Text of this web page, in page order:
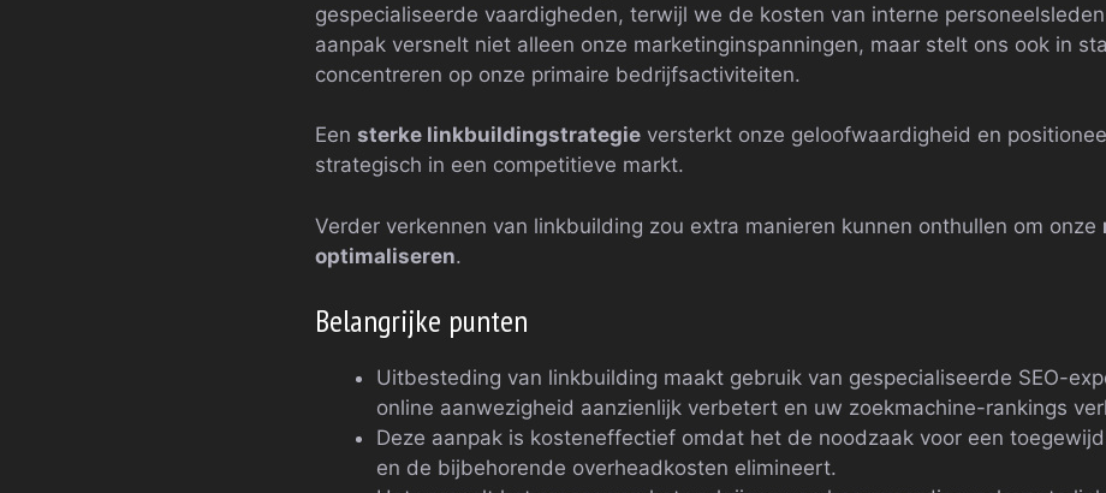
gespecialiseerde vaardigheden, terwijl we de kosten van interne
aanpak versnelt niet alleen onze marketinginspanningen, maar stelt ons ook in
concentreren op onze primaire bedrijfsactiviteiten.
Een sterke linkbuildingstrategie versterkt onze geloofwaardigheid en
strategisch in een competitieve markt.
Verder verkennen van linkbuilding zou extra manieren kunnen onthullen om onze
optimaliseren.
Belangrijke punten
Uitbesteding van linkbuilding maakt gebruik van gespecialiseerde SEO-
online aanwezigheid aanzienlijk verbetert en uw zoekmachine-rankings
Deze aanpak is kosteneffectief omdat het de noodzaak voor een
en de bijbehorende overheadkosten elimineert.